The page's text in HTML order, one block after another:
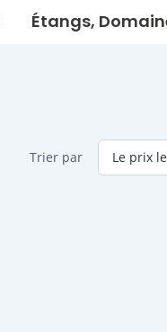
Étangs,
Trier par